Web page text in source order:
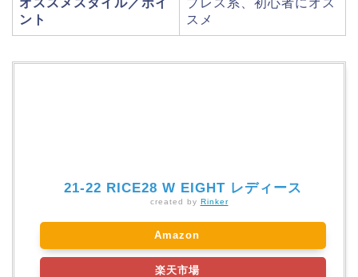
ント
スメ
21-22 RICE28 W EIGHT レディース
created by Rinker
Amazon
楽天市場